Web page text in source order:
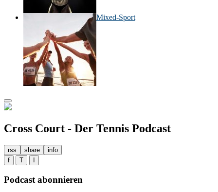
Mixed-Sport
Cross Court - Der Tennis Podcast
rss share
info
f
T
Podcast abonnieren